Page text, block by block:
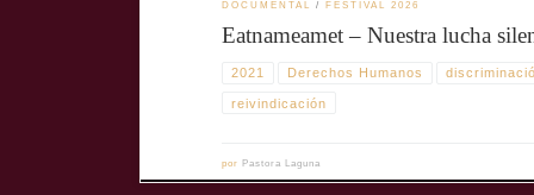
DOCUMENTAL FESTIVAL 2026
Eatnameamet – Nuestra lucha
2021 Derechos Humanos
reivindicación
por Pastora Laguna